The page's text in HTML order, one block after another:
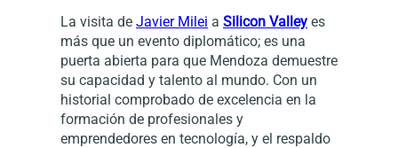
La visita de Javier Milei a Silicon Valley es
más que un evento diplomático; es una
puerta abierta para que Mendoza demuestre
su capacidad y talento al mundo. Con un
historial comprobado de excelencia en la
formación de profesionales y
emprendedores en tecnología, y el respaldo